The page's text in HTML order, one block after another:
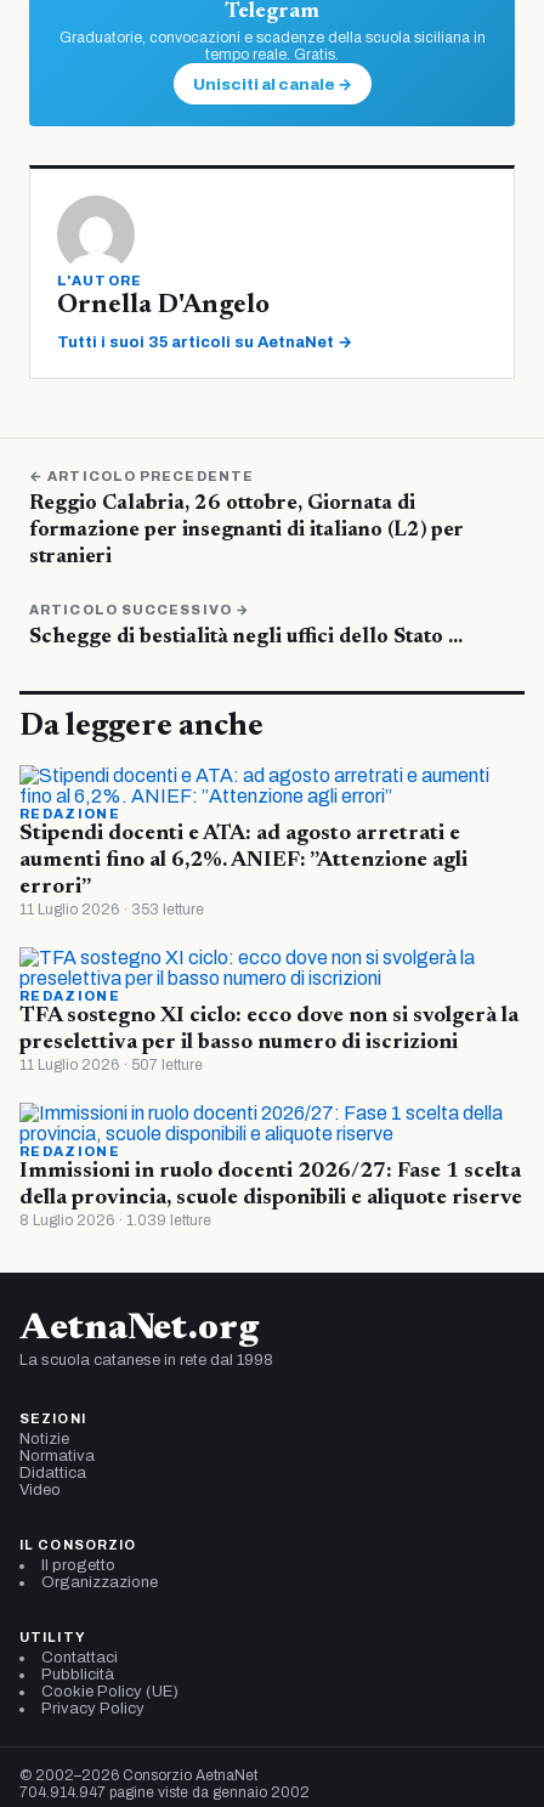
Telegram
Graduatorie, convocazioni e scadenze della scuola siciliana in
tempo reale. Gratis.
Unisciti al canale →
L'AUTORE
Ornella D'Angelo
Tutti i suoi 35 articoli su AetnaNet →
← ARTICOLO PRECEDENTE
Reggio Calabria, 26 ottobre, Giornata di
formazione per insegnanti di italiano (L2) per
stranieri
ARTICOLO SUCCESSIVO →
Schegge di bestialità negli uffici dello Stato …
Da leggere anche
REDAZIONE
Stipendi docenti e ATA: ad agosto arretrati e
aumenti fino al 6,2%. ANIEF: ”Attenzione agli
errori”
11 Luglio 2026 · 353 letture
REDAZIONE
TFA sostegno XI ciclo: ecco dove non si svolgerà la
preselettiva per il basso numero di iscrizioni
11 Luglio 2026 · 507 letture
REDAZIONE
Immissioni in ruolo docenti 2026/27: Fase 1 scelta
della provincia, scuole disponibili e aliquote riserve
8 Luglio 2026 · 1.039 letture
AetnaNet.org
La scuola catanese in rete dal 1998
SEZIONI
Notizie
Normativa
Didattica
Video
IL CONSORZIO
Il progetto
Organizzazione
UTILITY
Contattaci
Pubblicità
Cookie Policy (UE)
Privacy Policy
© 2002–2026 Consorzio AetnaNet
704.914.947 pagine viste da gennaio 2002